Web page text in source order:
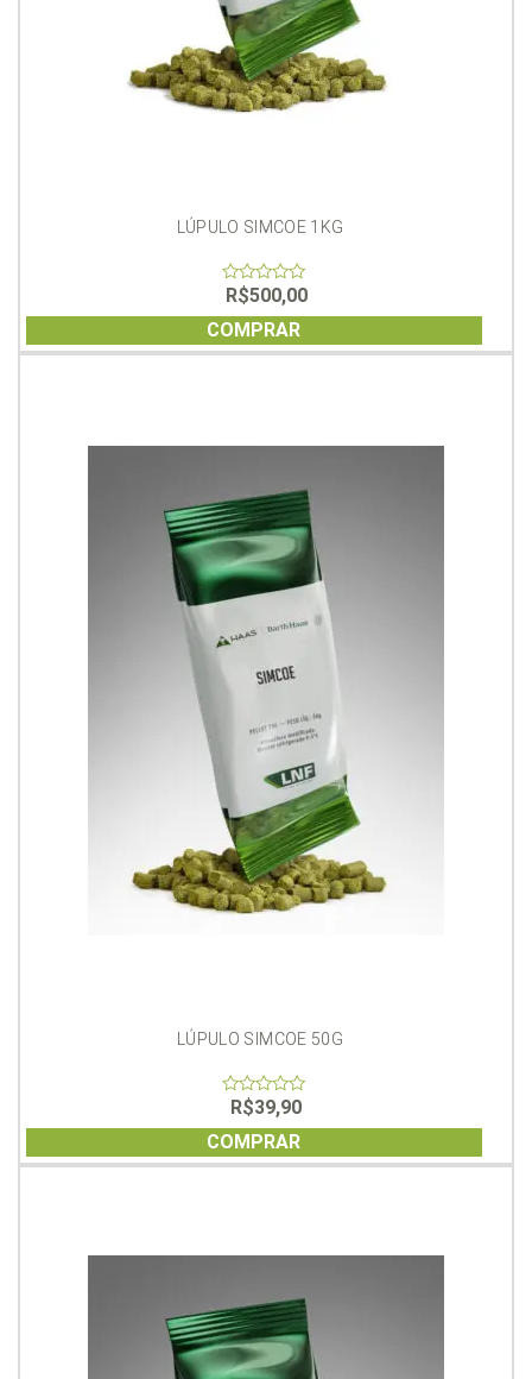
LÚPULO SIMCOE 1KG
0
out
of
5
R$500,00
COMPRAR
LÚPULO SIMCOE 50G
out
of
5
R$39,90
COMPRAR